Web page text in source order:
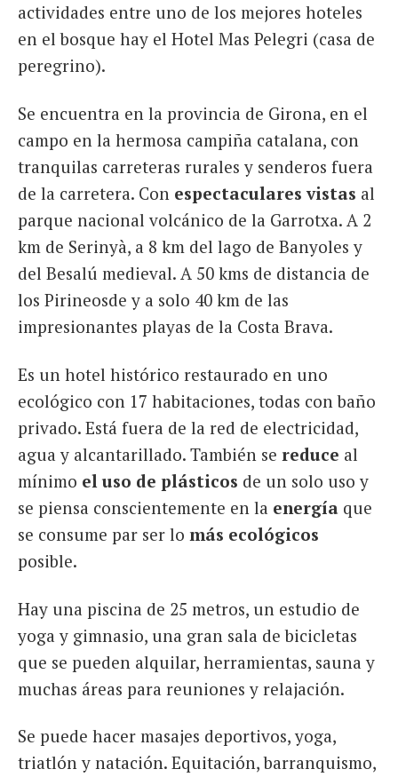
actividades entre uno de los mejores hoteles
en el bosque hay el Hotel Mas Pelegri (casa de
peregrino).
Se encuentra en la provincia de Girona, en el
campo en la hermosa campiña catalana, con
tranquilas carreteras rurales y senderos fuera
de la carretera. Con espectaculares vistas al
parque nacional volcánico de la Garrotxa. A 2
km de Serinyà, a 8 km del lago de Banyoles y
del Besalú medieval. A 50 kms de distancia de
los Pirineosde y a solo 40 km de las
impresionantes playas de la Costa Brava.
Es un hotel histórico restaurado en uno
ecológico con 17 habitaciones, todas con baño
privado. Está fuera de la red de electricidad,
agua y alcantarillado. También se reduce al
mínimo el uso de plásticos de un solo uso y
se piensa conscientemente en la energía que
se consume par ser lo más ecológicos
posible.
Hay una piscina de 25 metros, un estudio de
yoga y gimnasio, una gran sala de bicicletas
que se pueden alquilar, herramientas, sauna y
muchas áreas para reuniones y relajación.
Se puede hacer masajes deportivos, yoga,
triatlón y natación. Equitación, barranquismo,